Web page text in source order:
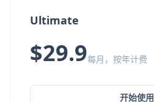
Ultimate
$29.9每月，按年计费
开始使用